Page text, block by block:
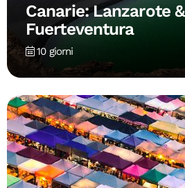
Canarie: Lanzarote &
Fuerteventura
10 giorni